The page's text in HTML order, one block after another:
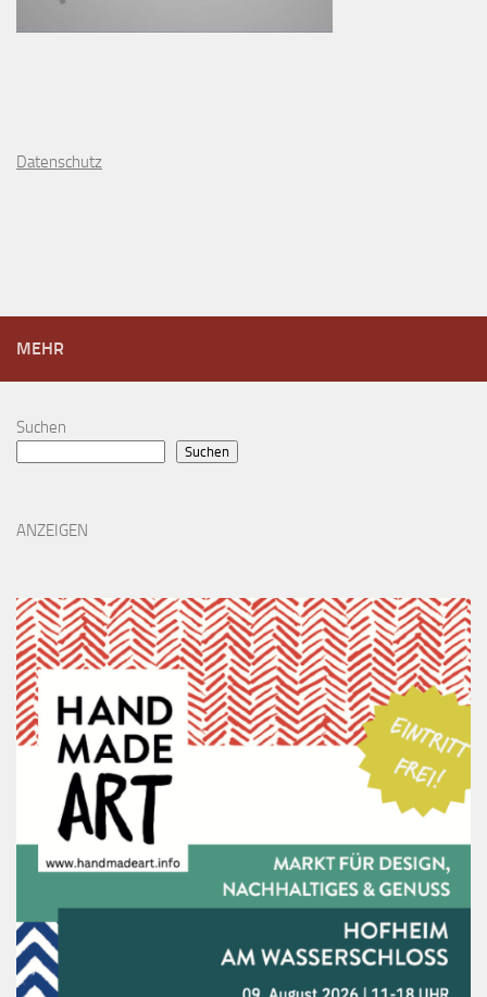
Datenschutz
MEHR
Suchen
Suchen
ANZEIGEN